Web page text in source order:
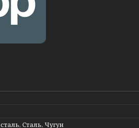
Сталь, Чугун